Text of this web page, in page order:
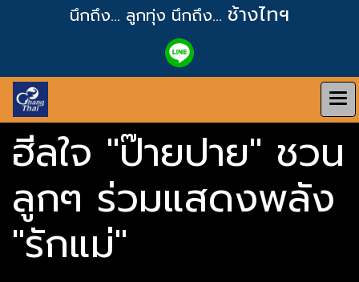
นึกถึง... ลูกทุ่ง นึกถึง... ช้างไทฯ
ฮีลใจ "ป๊ายปาย" ชวน
ลูกๆ ร่วมแสดงพลัง
"รักแม่"